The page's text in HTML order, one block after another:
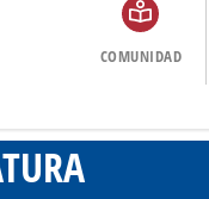
COMUNIDAD